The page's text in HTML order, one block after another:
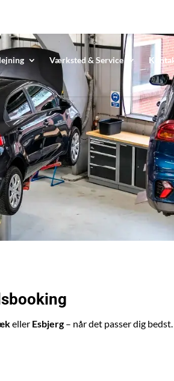
Værksted & Service
eller Esbjerg– når det passer dig bedst.